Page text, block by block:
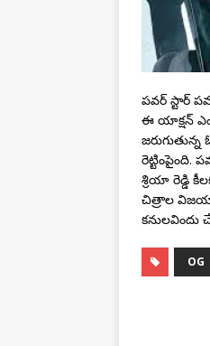
పవర్ స్టార్
ఈ యాక్షన్
రెట్టింపైంది.
శ్రియా రెడ్డి
చిత్రాల
కనులవిందు
OG